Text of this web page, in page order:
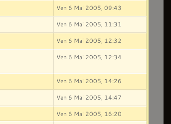
Ven 6 Mai 2005, 09:43
Ven 6 Mai 2005, 11:31
Ven 6 Mai 2005, 12:32
Ven 6 Mai 2005, 12:34
Ven 6 Mai 2005, 14:26
Ven 6 Mai 2005, 14:47
Ven 6 Mai 2005, 16:20